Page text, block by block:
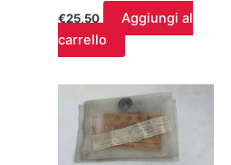
€25,50
Aggiungi al
carrello